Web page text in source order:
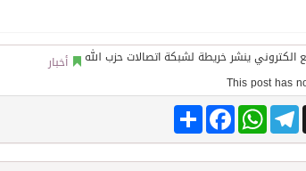
أخبار
Share
FacebookWhatsAppTelegram